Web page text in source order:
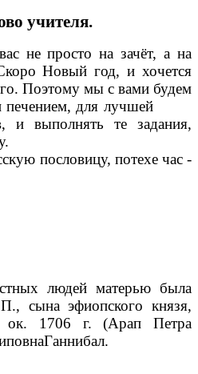
учителя.
не просто на зачёт, а на
Новый год, и хочется
Поэтому мы с вами будем
и печением, для лучшей
и выполнять те задания,
пословицу, потехе час -
людей матерью была
сына эфиопского князя,
ок. 1706 г. (Арап Петра